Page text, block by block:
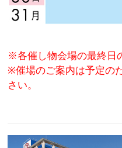
※各催し物会場の最終日
※催場のご案内は予定の
さい。